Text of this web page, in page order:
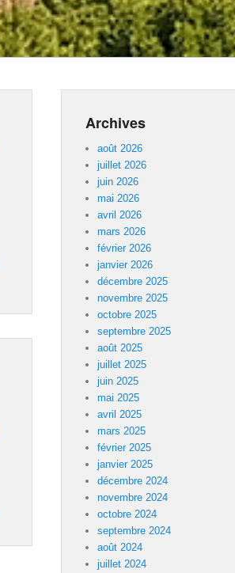
Archives
août 2026
juillet 2026
juin 2026
mai 2026
avril 2026
mars 2026
février 2026
janvier 2026
décembre 2025
novembre 2025
octobre 2025
septembre 2025
août 2025
juillet 2025
juin 2025
mai 2025
avril 2025
mars 2025
février 2025
janvier 2025
décembre 2024
novembre 2024
octobre 2024
septembre 2024
août 2024
juillet 2024